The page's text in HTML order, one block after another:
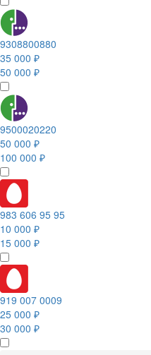
9308800880
35 000 ₽
50 000 ₽
9500020220
50 000 ₽
100 000 ₽
983 606 95 95
10 000 ₽
15 000 ₽
919 007 0009
25 000 ₽
30 000 ₽